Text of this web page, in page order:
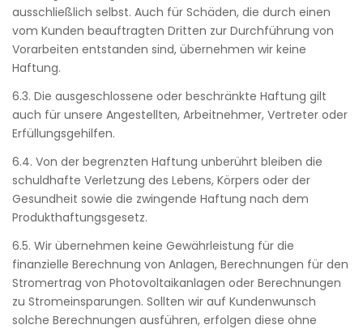
ausschließlich selbst. Auch für Schäden, die durch einen
vom Kunden beauftragten Dritten zur Durchführung von
Vorarbeiten entstanden sind, übernehmen wir keine
Haftung.
6.3. Die ausgeschlossene oder beschränkte Haftung gilt
auch für unsere Angestellten, Arbeitnehmer, Vertreter oder
Erfüllungsgehilfen.
6.4. Von der begrenzten Haftung unberührt bleiben die
schuldhafte Verletzung des Lebens, Körpers oder der
Gesundheit sowie die zwingende Haftung nach dem
Produkthaftungsgesetz.
6.5. Wir übernehmen keine Gewährleistung für die
finanzielle Berechnung von Anlagen, Berechnungen für den
Stromertrag von Photovoltaikanlagen oder Berechnungen
zu Stromeinsparungen. Sollten wir auf Kundenwunsch
solche Berechnungen ausführen, erfolgen diese ohne